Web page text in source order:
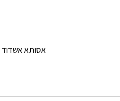
אסותא אשדודדר רן אורגד​